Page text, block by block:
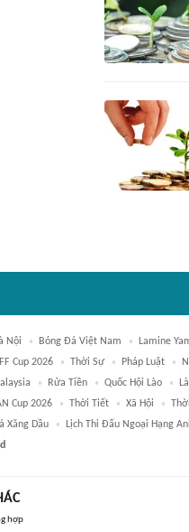
Nội Bóng Đá Việt Nam Lamine
Cup 2026 Thời Sự Pháp Luật
Rửa Tiền Quốc Hội Lào
Cup 2026 Thời Tiết Xã Hội
Xăng Dầu Lịch Thi Đấu Ngoại Hạng
hợp